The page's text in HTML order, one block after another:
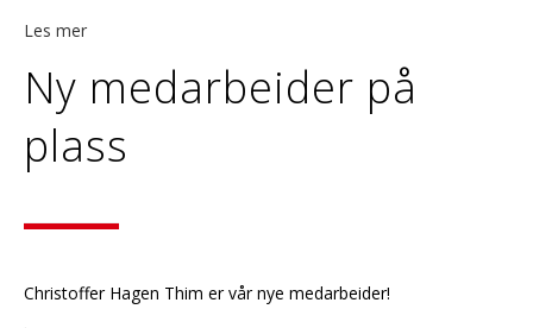
Les mer
Ny medarbeider på
plass
Christoffer Hagen Thim er vår nye medarbeider!